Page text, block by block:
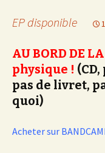
EP disponible
AU BORD DE LA
physique !
pas de livret,
quoi)
Acheter sur